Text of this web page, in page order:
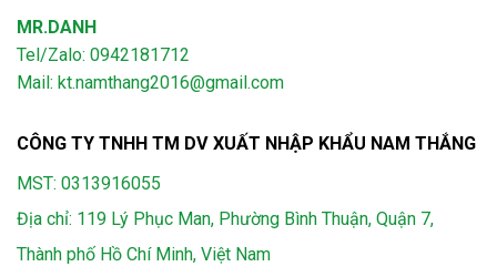
MR.DANH
Tel/Zalo: 0942181712
Mail: kt.namthang2016@gmail.com
CÔNG TY TNHH TM DV XUẤT NHẬP KHẨU NAM THẮNG
MST: 0313916055
Địa chỉ: 119 Lý Phục Man, Phường Bình Thuận, Quận 7,
Thành phố Hồ Chí Minh, Việt Nam